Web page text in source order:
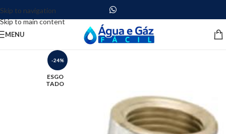
Skip to navigation
Skip to main content
MENU
-24%
ESGO
TADO